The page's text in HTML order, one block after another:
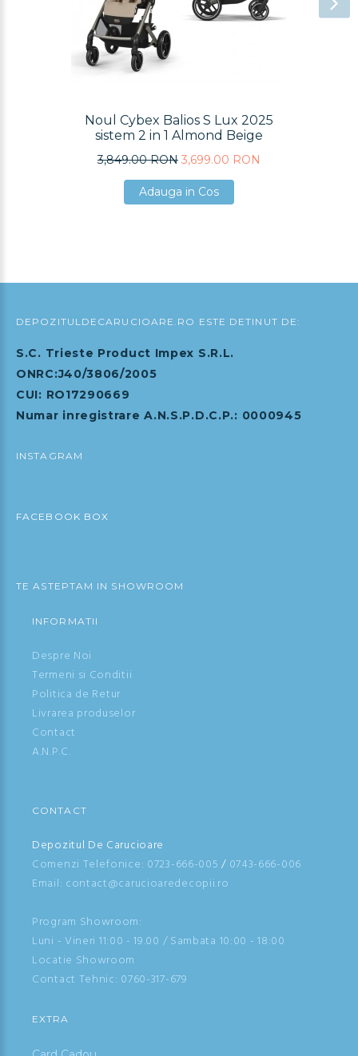
Noul Cybex Balios S Lux 2025
sistem 2 in 1 Almond Beige
3,849.00 RON 3,699.00 RON
Adauga in Cos
Adauga in Cos
DEPOZITULDECARUCIOARE.RO ESTE DETINUT DE:
S.C. Trieste Product Impex S.R.L.
ONRC:J40/3806/2005
CUI: RO17290669
Numar inregistrare A.N.S.P.D.C.P.: 0000945
INSTAGRAM
FACEBOOK BOX
TE ASTEPTAM IN SHOWROOM
INFORMATII
Despre Noi
Termeni si Conditii
Politica de Retur
Livrarea produselor
Contact
A.N.P.C.
CONTACT
Depozitul De Carucioare
Comenzi Telefonice: 0723-666-005 / 0743-666-006
Email: contact@carucioaredecopii.ro
Program Showroom:
Luni - Vineri 11:00 - 19.00 / Sambata 10:00 - 18:00
Locatie Showroom
Contact Tehnic: 0760-317-679
EXTRA